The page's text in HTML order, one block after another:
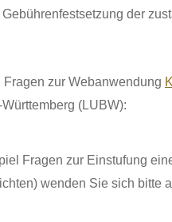
der
zur Webanwendung
(LUBW):
Fragen zur Einstufung
wenden Sie sich bitte